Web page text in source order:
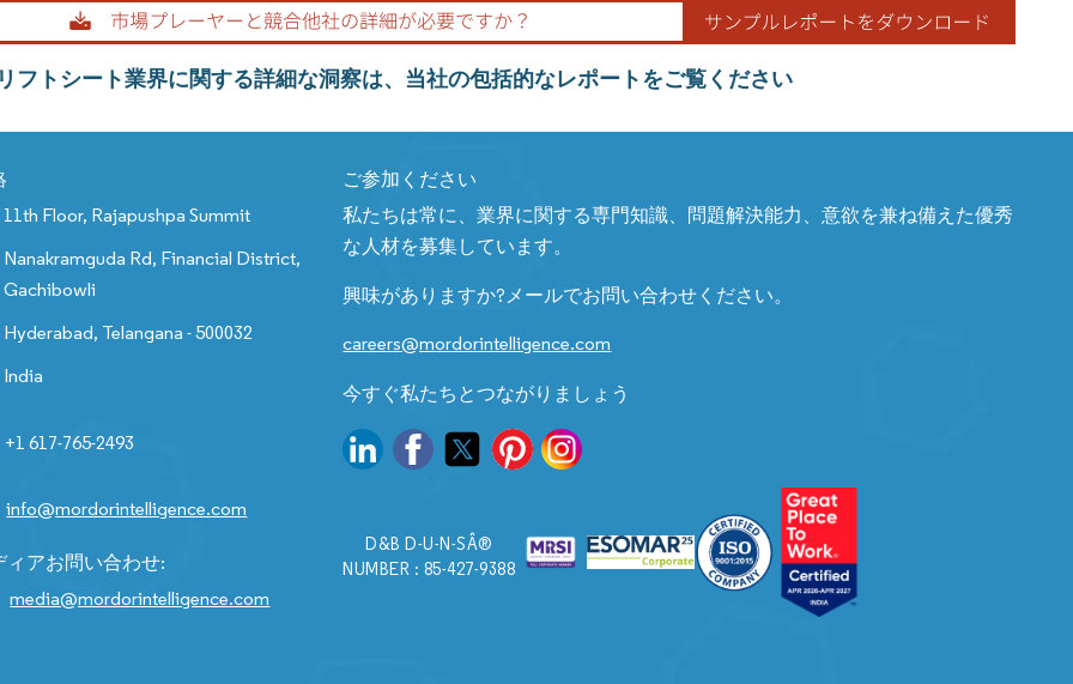
フトシート業界に関する詳細な洞察は、当社の包括的なレポートをご覧ください
11th Floor, Rajapushpa Summit
Nanakramguda Rd, Financial District,
Gachibowli
Hyderabad, Telangana - 500032
India
+1 617-765-2493
info@mordorintelligence.com
ィアお問い合わせ:
media@mordorintelligence.com
ご参加ください
私たちは常に、業界に関する専門知識、問題解決能力、意欲を兼ね備えた優秀
な人材を募集しています。
興味がありますか?メールでお問い合わせください。
careers@mordorintelligence.com
今すぐ私たちとつながりましょう
D&B D-U-N-SÂ®
NUMBER : 85-427-9388